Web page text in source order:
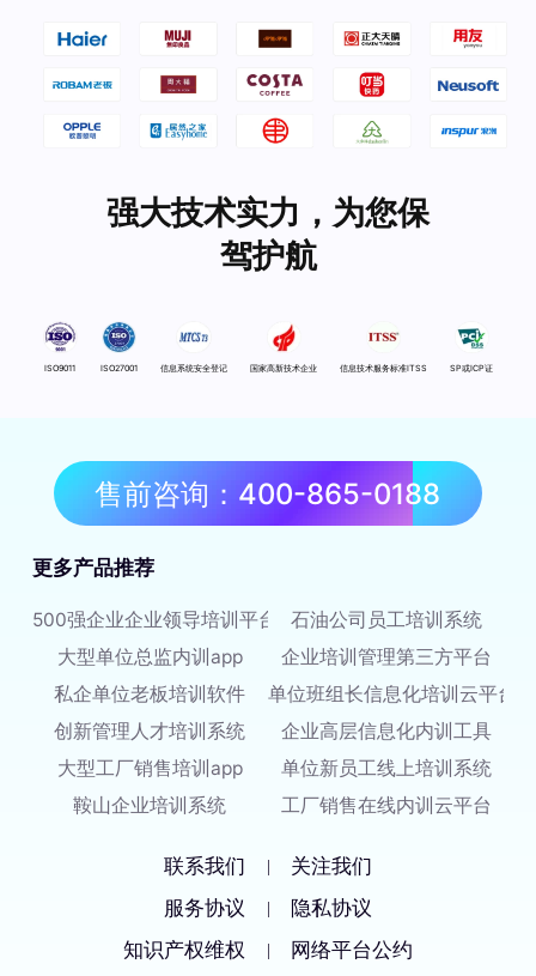
强大技术实力，为您保
驾护航
ISO9011 ISO27001 信息系统安全登记 国家高新技术企业 信息技术服务标准ITSS SP或ICP证
售前咨询：400-865-0188
更多产品推荐
500强企业企业领导培训平台
石油公司员工培训系统
大型单位总监内训app
企业培训管理第三方平台
私企单位老板培训软件
单位班组长信息化培训云平台
创新管理人才培训系统
企业高层信息化内训工具
大型工厂销售培训app
单位新员工线上培训系统
鞍山企业培训系统
工厂销售在线内训云平台
联系我们 |
关注我们
服务协议
|
隐私协议
知识产权维权
| 网络平台公约